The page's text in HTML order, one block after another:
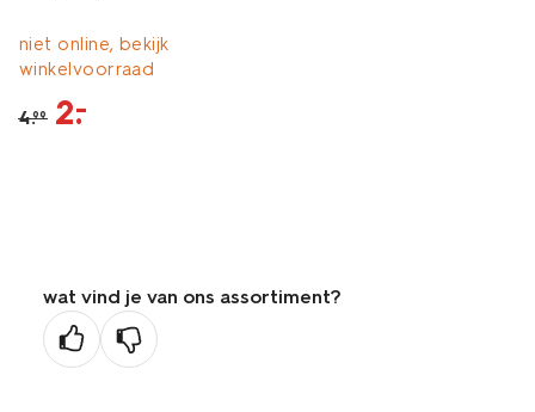
niet online, bekijk
winkelvoorraad
4.99 2.
–
wat vind je van ons assortiment?